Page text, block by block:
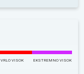
VRLO VISOK EKSTREMNO VISOK